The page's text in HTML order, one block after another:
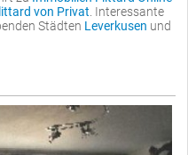
von Privat . Interessante
Städten Leverkusen und